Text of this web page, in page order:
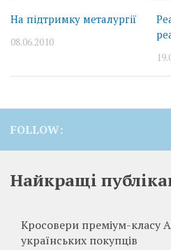
На підтримку металургії
08.06.2010
FOLLOW:
Найкращі
Кросовери преміум-класу
українських покупців